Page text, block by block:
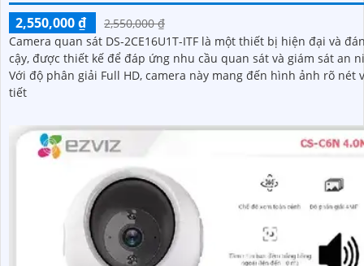
2,550,000 ₫
2,550,000 ₫
Camera quan sát DS-2CE16U1T-ITF là một thiết bị hiện đại và
cậy, được thiết kế để đáp ứng nhu cầu quan sát và giám sát an
Với độ phân giải Full HD, camera này mang đến hình ảnh rõ nét
tiết